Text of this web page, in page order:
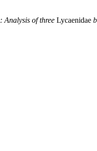
Analysis of three Lycaenidae